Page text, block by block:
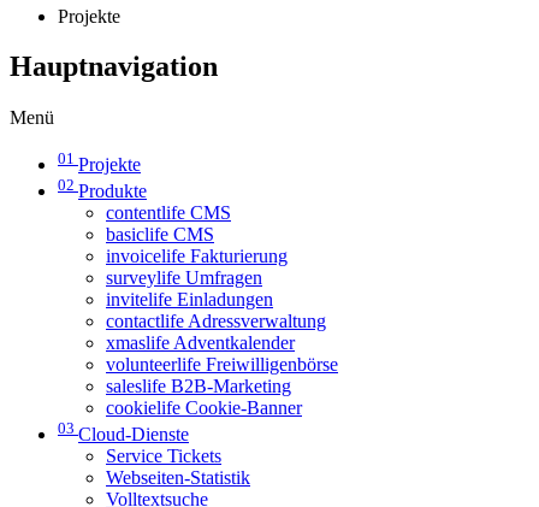
Projekte
Hauptnavigation
Menü
01 Projekte
02 Produkte
contentlife CMS
basiclife CMS
invoicelife Fakturierung
surveylife Umfragen
invitelife Einladungen
contactlife Adressverwaltung
xmaslife Adventkalender
volunteerlife Freiwilligenbörse
saleslife B2B-Marketing
cookielife Cookie-Banner
03 Cloud-Dienste
Service Tickets
Webseiten-Statistik
Volltextsuche